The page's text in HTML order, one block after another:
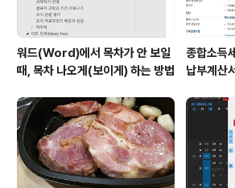
워드(Word)에서 목차가 안 보일
때, 목차 나오게(보이게) 하는 방법
종합소득
납부계산